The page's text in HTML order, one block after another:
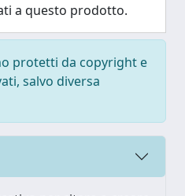
a questo prodotto.
protetti da copyright e
salvo diversa